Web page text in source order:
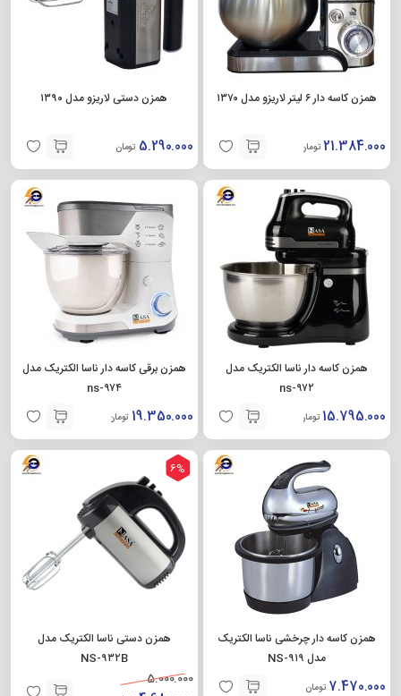
همزن کاسه دار ۶ لیتر لاریزو مدل ۱۳۷۰
21.384.000 تومان
همزن دستی لاریزو مدل ۱۳۹۰
5.290.000 تومان
همزن کاسه دار ناسا الکتریک مدل
ns-۹۷۲
15.795.000 تومان
همزن برقی کاسه دار ناسا الکتریک مدل
ns-۹۷۴
19.350.000 تومان
همزن کاسه دار چرخشی ناسا الکتریک
مدل NS-۹۱۹
7.470.000 تومان
6%
همزن دستی ناسا الکتریک مدل
NS-۹۳۲B
5.000.000